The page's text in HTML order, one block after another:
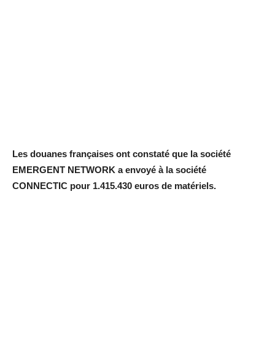
Les douanes françaises ont constaté que la société
EMERGENT NETWORK a envoyé à la société
CONNECTIC pour 1.415.430 euros de matériels.